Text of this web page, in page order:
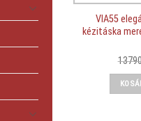
VIA55
kézitáska